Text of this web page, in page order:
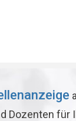
Dozenten für